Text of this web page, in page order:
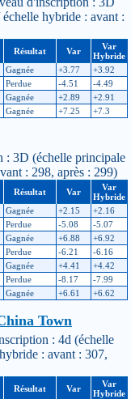
hybride : avant :
Résultat Var
Var
Hybride
Gagnée +3.77
+3.92
Perdue -4.51
-4.49
Gagnée +2.89
+2.91
Gagnée +7.25 +7.3
3D (échelle principale
: 298, après : 299)
Résultat Var
Var
Hybride
Gagnée +2.15
+2.16
Perdue -5.08
-5.07
Gagnée +6.88
+6.92
Perdue -6.21
-6.16
Gagnée +4.41
+4.42
Perdue -8.17
-7.99
Gagnée +6.61 +6.62
Town
: 4d (échelle
: avant : 307,
Résultat Var
Var
Hybride